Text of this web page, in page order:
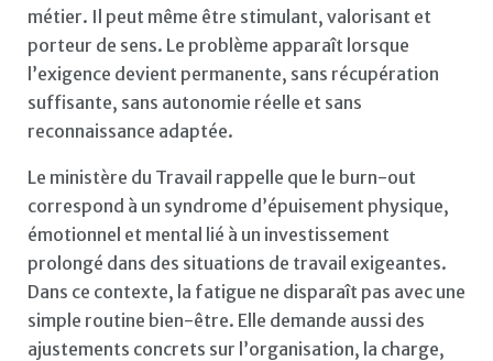
métier. Il peut même être stimulant, valorisant et
porteur de sens. Le problème apparaît lorsque
l’exigence devient permanente, sans récupération
suffisante, sans autonomie réelle et sans
reconnaissance adaptée.
Le ministère du Travail rappelle que le burn-out
correspond à un syndrome d’épuisement physique,
émotionnel et mental lié à un investissement
prolongé dans des situations de travail exigeantes.
Dans ce contexte, la fatigue ne disparaît pas avec une
simple routine bien-être. Elle demande aussi des
ajustements concrets sur l’organisation, la charge,